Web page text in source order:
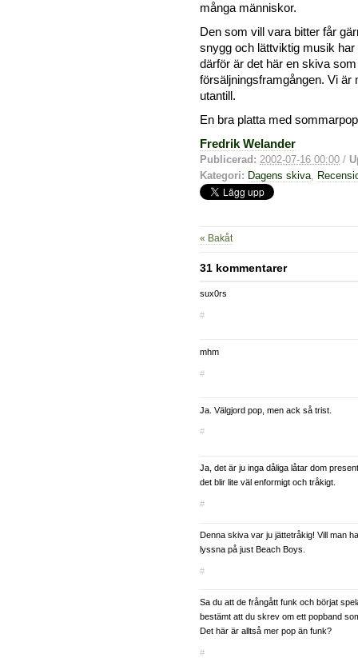
många människor.
Den som vill vara bitter får
snygg och lättviktig musik har
därför är det här en skiva
försäljningsframgången. Vi
utantill.
En bra platta med
Fredrik Welander
Publicerad: 2002-07-16 00:00 /
Kategori: Dagens skiva,
« Bakåt
31 kommentarer
sux0rs
#
mhm
#
Ja. Välgjord pop, men ack så trist.
#
Ja, det är ju inga dåliga låtar dom
det blir lite väl enformigt och tråkigt.
#
Denna skiva var ju jättetråkig! Vill man
lyssna på just Beach Boys.
#
Sa du att de frångått funk och börjat
bestämt att du skrev om ett popband
Det här är alltså mer pop än funk?
#